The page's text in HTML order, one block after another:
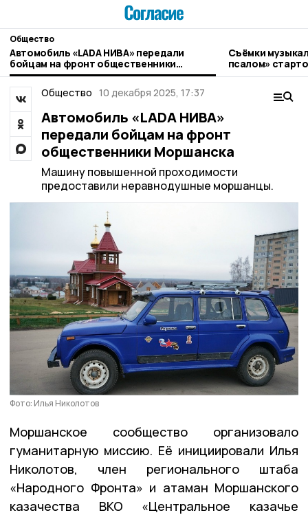
Общество
Автомобиль «LADA НИВА» передали
бойцам на фронт общественники
Моршанска
Съёмки
псалом»
Общество 10 декабря 2025, 17:37
Автомобиль «LADA НИВА»
передали бойцам на фронт
общественники Моршанска
Машину повышенной проходимости
предоставили неравнодушные моршанцы.
Фото: Илья Николотов
Моршанское сообщество организовало
гуманитарную миссию. Её инициировали Илья
Николотов, член регионального штаба
«Народного Фронта» и атаман Моршанского
казачества ВКО «Центральное казачье